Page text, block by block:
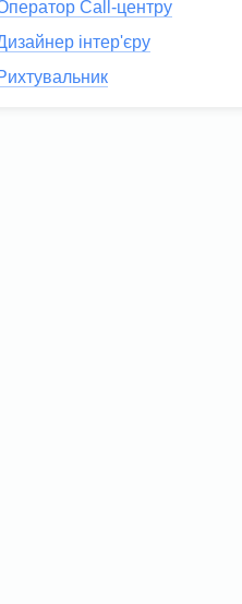
Call-центру
інтер'єру